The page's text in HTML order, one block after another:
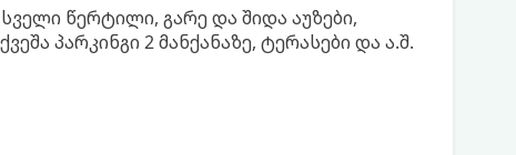
წერტილი, გარე და შიდა აუზები,
პარკინგი 2 მანქანაზე, ტერასები და ა.შ.